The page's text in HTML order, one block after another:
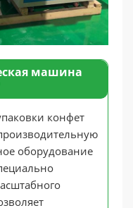
машина
конфет
оборудование